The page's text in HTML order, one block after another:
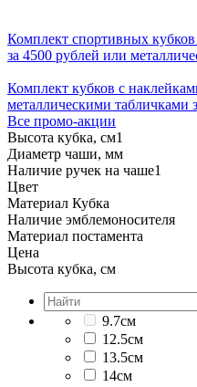
Комплект спортивных
за 4500 рублей или
Комплект кубков с
металлическими табличками
Все промо-акции
Высота кубка, см1
Диаметр чаши, мм
Наличие ручек на чаше1
Цвет
Материал Кубка
Наличие эмблемоносителя
Материал постамента
Цена
Высота кубка, см
9.7см
12.5см
13.5см
14см